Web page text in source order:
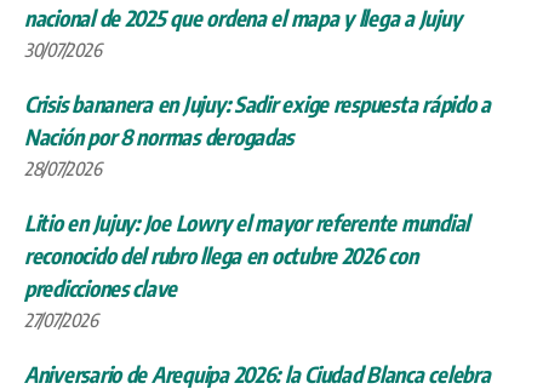
nacional de 2025 que ordena el mapa y llega a Jujuy
30/07/2026
Crisis bananera en Jujuy: Sadir exige respuesta rápido a
Nación por 8 normas derogadas
28/07/2026
Litio en Jujuy: Joe Lowry el mayor referente mundial
reconocido del rubro llega en octubre 2026 con
predicciones clave
27/07/2026
Aniversario de Arequipa 2026: la Ciudad Blanca celebra